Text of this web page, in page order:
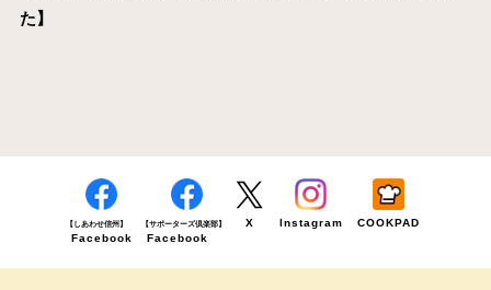
た】
【しあわせ信州】
Facebook
【サポーターズ倶楽部】
Facebook
X Instagram COOKPAD